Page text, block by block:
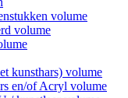
volume
volume
kunsthars) volume
en/of Acryl volume